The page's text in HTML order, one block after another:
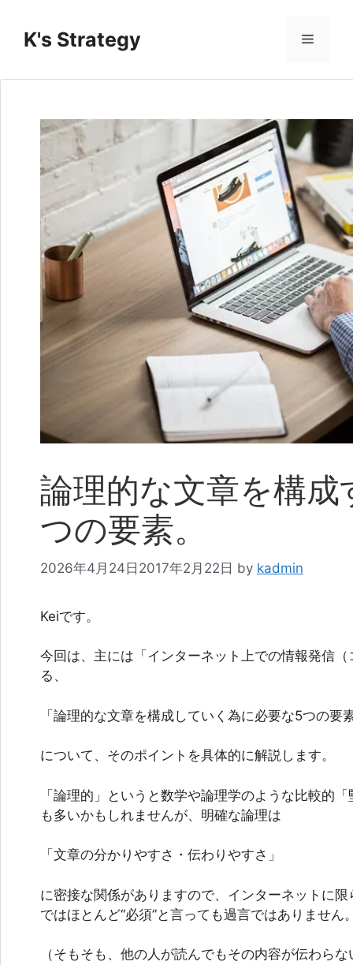
K's Strategy メ
ー
論理的な文章を構
つの要素。
2026年4月24日 2017年2月22日 by kadmin
Keiです。
今回は、主には「インターネット上での情報発信
る、
「論理的な文章を構成していく為に必要な5つの要
について、そのポイントを具体的に解説します。
「論理的」というと数学や論理学のような比較的
も多いかもしれませんが、明確な論理は
「文章の分かりやすさ・伝わりやすさ」
に密接な関係がありますので、インターネットに
ではほとんど“必須”と言っても過言ではありません
（そもそも、他の人が読んでもその内容が伝わら